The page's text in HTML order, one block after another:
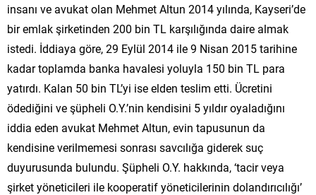
insanı ve avukat olan Mehmet Altun 2014 yılında, Kayseri’de
bir emlak şirketinden 200 bin TL karşılığında daire almak
istedi. İddiaya göre, 29 Eylül 2014 ile 9 Nisan 2015 tarihine
kadar toplamda banka havalesi yoluyla 150 bin TL para
yatırdı. Kalan 50 bin TL’yi ise elden teslim etti. Ücretini
ödediğini ve şüpheli O.Y.’nin kendisini 5 yıldır oyaladığını
iddia eden avukat Mehmet Altun, evin tapusunun da
kendisine verilmemesi sonrası savcılığa giderek suç
duyurusunda bulundu. Şüpheli O.Y. hakkında, ‘tacir veya
şirket yöneticileri ile kooperatif yöneticilerinin dolandırıcılığı’